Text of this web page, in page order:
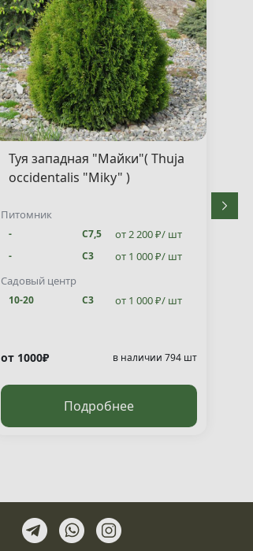
Туя западная "Майки"( Thuja
occidentalis "Miky" )
Питомник
- С7,5 от 2 200 ₽/ шт
- С3 от 1 000 ₽/ шт
10-20
Садовый центр
10-20 С3 от 1 000 ₽/ шт
от 1000₽ в наличии 794 шт
Подробнее